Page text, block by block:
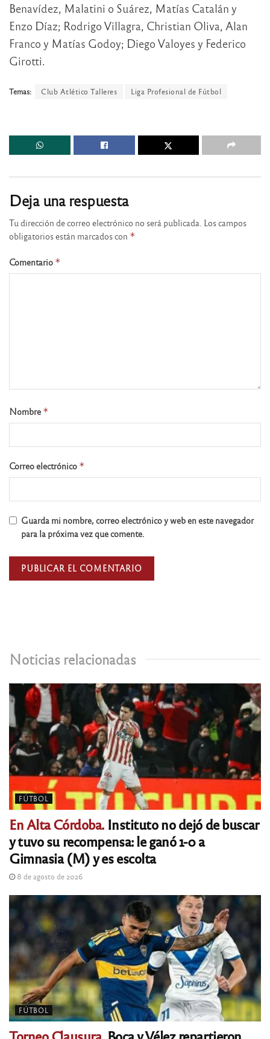
Benavídez, Malatini o Suárez, Matías Catalán y
Enzo Díaz; Rodrigo Villagra, Christian Oliva, Alan
Franco y Matías Godoy; Diego Valoyes y Federico
Girotti.
Temas: Club Atlético Talleres Liga Profesional de Fútbol
Noticias relacionadas
FÚTBOL
En Alta Córdoba.Instituto no dejó de buscar
y tuvo su recompensa: le ganó 1-0 a
Gimnasia (M) y es escolta
8 de agosto de 2026
FÚTBOL
Deja una respuesta
Tu dirección de correo electrónico no será publicada. Los campos
obligatorios están marcados con *
Comentario *
Nombre *
Correo electrónico *
Guarda mi nombre, correo electrónico y web en este navegador
para la próxima vez que comente.